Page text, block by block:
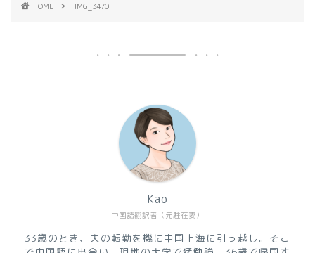
HOME IMG_3470
中国語翻訳者（元駐在妻）
Kao
33歳のとき、夫の転勤を機に中国上海に引っ越し。そこ